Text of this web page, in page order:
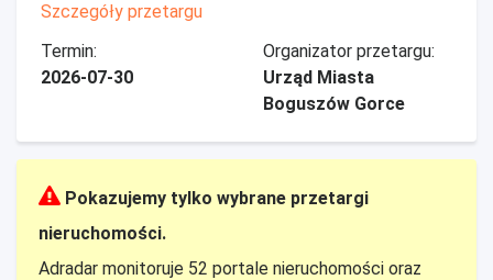
Szczegóły przetargu
Termin:
2026-07-30
Organizator przetargu:
Urząd Miasta
Boguszów Gorce
Pokazujemy tylko wybrane przetargi
nieruchomości.
Adradar monitoruje 52 portale nieruchomości oraz